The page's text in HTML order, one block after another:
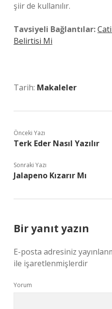
şiir de kullanılır.
Tavsiyeli Bağlantılar:
Belirtisi Mi
Tarih: Makaleler
Önceki Yazı
Terk Eder Nasıl Yazılır
Sonraki Yazı
Jalapeno Kızarır Mı
Bir yanıt yazın
E-posta adresiniz
ile işaretlenmişlerdir
Yorum